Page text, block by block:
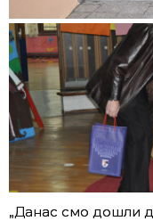
„Данас смо дошли